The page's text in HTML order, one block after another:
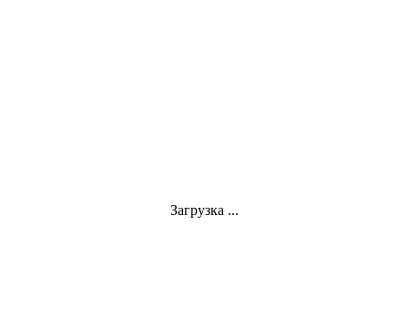
Загрузка ...